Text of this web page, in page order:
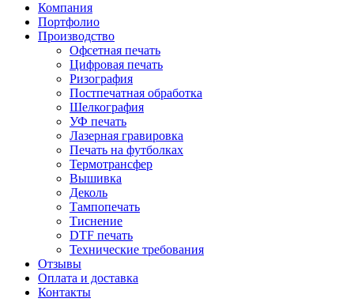
Компания
Портфолио
Производство
Офсетная печать
Цифровая печать
Ризография
Постпечатная обработка
Шелкография
УФ печать
Лазерная гравировка
Печать на футболках
Термотрансфер
Вышивка
Деколь
Тампопечать
Тиснение
DTF печать
Технические требования
Отзывы
Оплата и доставка
Контакты